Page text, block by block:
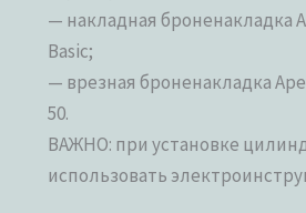
— накладная броненакладка
Basic;
— врезная броненакладка
50.
ВАЖНО: при установке
использовать